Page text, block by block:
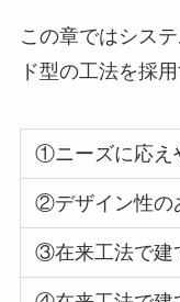
この章ではシス
ド型の工法を採
①ニーズに応え
②デザイン性の
③在来工法で建